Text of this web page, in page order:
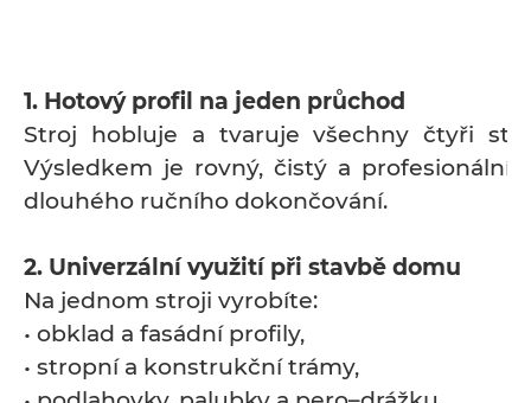
1. Hotový profil na jeden průchod
Stroj hobluje a tvaruje všechny čtyři
Výsledkem je rovný, čistý a profesionální
dlouhého ručního dokončování.
2. Univerzální využití při stavbě domu
Na jednom stroji vyrobíte:
• obklad a fasádní profily,
• stropní a konstrukční trámy,